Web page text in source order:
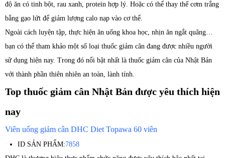
độ ăn có tinh bột, rau xanh, protein hợp lý. Hoặc có thể thay thế cơm trắng
bằng gạo lứt để giảm lượng calo nạp vào cơ thể.
Ngoài cách luyện tập, thực hiện ăn uống khoa học, nhịn ăn ngắt quãng…
bạn có thể tham khảo một số loại thuốc giảm cân đang được nhiều người
sử dụng hiện nay. Trong đó nổi bật nhất là thuốc giảm cân của Nhật Bản
với thành phần thiên nhiên an toàn, lành tính.
Top thuốc giảm cân Nhật Bản được yêu thích hiện
nay
Viên uống giảm cân DHC Diet Topawa 60 viên
ID SẢN PHẨM:7858